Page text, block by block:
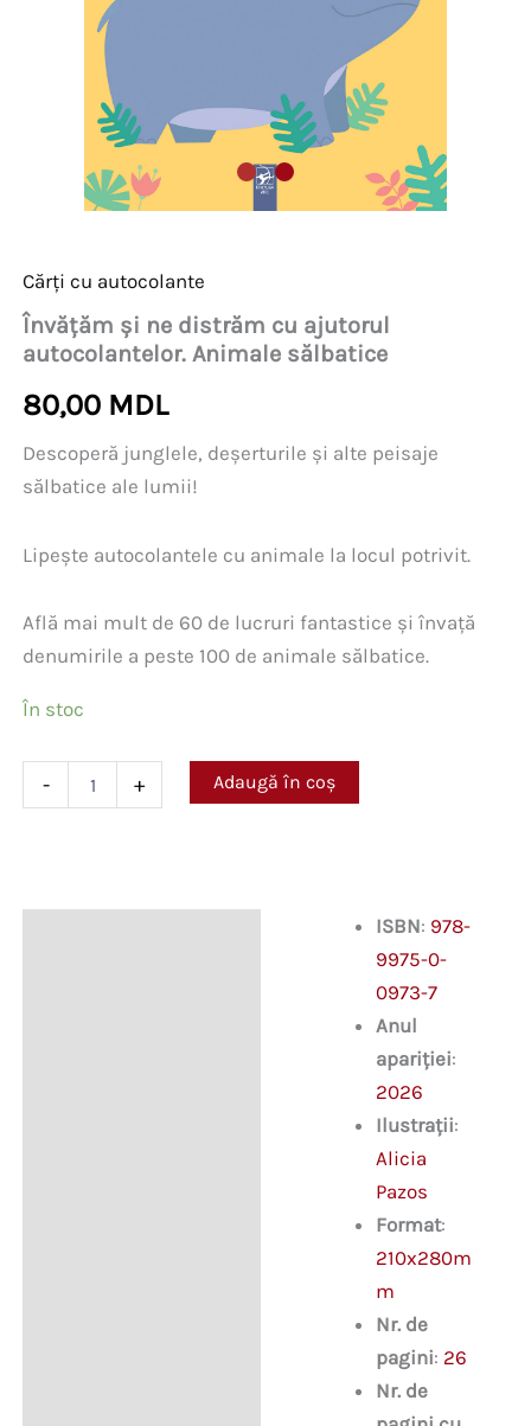
Cărți cu autocolante
Învățăm și ne distrăm cu ajutorul
autocolantelor. Animale sălbatice
80,00 MDL
Descoperă junglele, deșerturile și alte peisaje
sălbatice ale lumii!
Lipește autocolantele cu animale la locul potrivit.
Află mai mult de 60 de lucruri fantastice și învață
denumirile a peste 100 de animale sălbatice.
În stoc
-
ajutorul
+ Adaugă în coș
ISBN: 978-
9975-0-
0973-7
Anul
apariției:
2026
Ilustrații:
Alicia
Pazos
Format:
210x280m
m
Nr. de
pagini: 26
Nr. de